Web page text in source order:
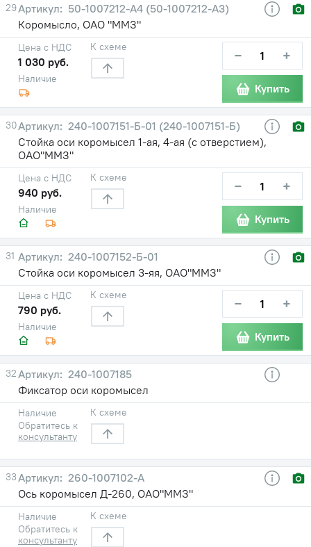
29
50-1007212-А4 (50-1007212-А3)
Коромысло, ОАО "ММЗ"
Наличие
Цена с НДС
1 030 руб.
К схеме − +
Купить
30
240-1007151-Б-01 (240-1007151-Б)
Стойка оси коромысел 1-ая, 4-ая (с отверстием),
ОАО"ММЗ"
Наличие
Цена с НДС
940 руб.
К схеме − +
Купить
31
240-1007152-Б-01
Стойка оси коромысел 3-яя, ОАО"ММЗ"
Наличие
Цена с НДС
790 руб.
К схеме − +
Купить
32
240-1007185
Фиксатор оси коромысел
Наличие
Обратитесь к
консультанту
К схеме
33
260-1007102-А
Ось коромысел Д-260, ОАО"ММЗ"
Наличие
Обратитесь к
консультанту
К схеме